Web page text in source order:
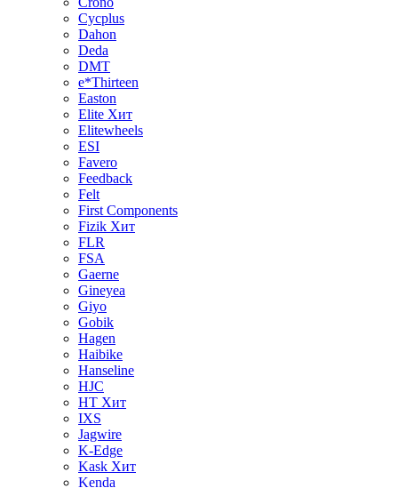
Cycplus
Dahon
Deda
DMT
e*Thirteen
Easton
Elite Хит
Elitewheels
ESI
Favero
Feedback
Felt
First Components
Fizik Хит
FLR
FSA
Gaerne
Gineyea
Giyo
Gobik
Hagen
Haibike
Hanseline
HJC
HT Хит
IXS
Jagwire
K-Edge
Kask Хит
Kenda